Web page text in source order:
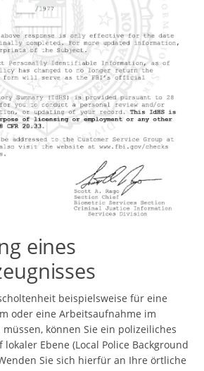
eines
beispielsweise für eine
oder eine Arbeitsaufnahme im
können Sie ein polizeiliches
Ebene (Local Police Background
Sie sich hierfür an Ihre örtliche